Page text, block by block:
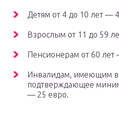
Детям от 4 до 10 лет —
Взрослым от 11 до 59
Пенсионерам от 60
Инвалидам, имеющим в
подтверждающее
— 25 евро.